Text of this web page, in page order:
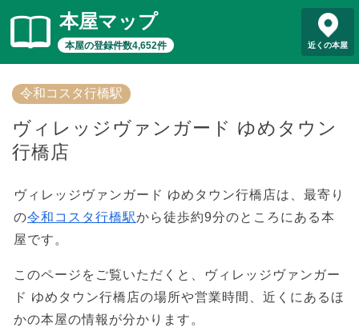
本屋マップ
本屋の登録件数4,652件 近くの本屋
令和コスタ行橋駅
ヴィレッジヴァンガード ゆめタウン
行橋店
ヴィレッジヴァンガード ゆめタウン行橋店は、最寄り
の令和コスタ行橋駅から徒歩約9分のところにある本
屋です。
このページをご覧いただくと、ヴィレッジヴァンガー
ド ゆめタウン行橋店の場所や営業時間、近くにあるほ
かの本屋の情報が分かります。